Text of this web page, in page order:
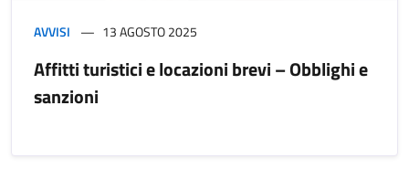
AVVISI 13 AGOSTO 2025
Affitti turistici e locazioni brevi – Obblighi e
sanzioni